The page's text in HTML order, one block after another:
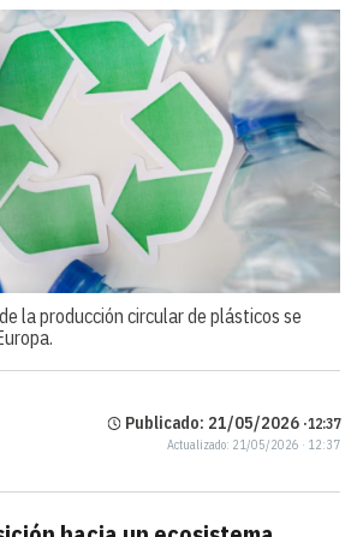
la producción circular de plásticos se
Publicado: 21/05/2026 ·12:37
Actualizado: 21/05/2026 · 12:37